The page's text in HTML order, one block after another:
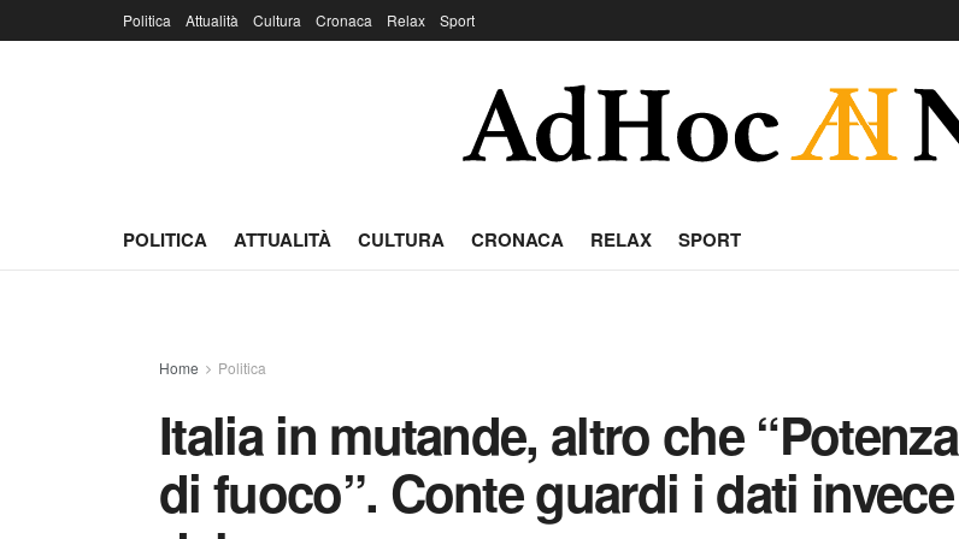
Politica Attualità Cultura Cronaca Relax Sport
POLITICA ATTUALITÀ CULTURA CRONACA RELAX SPORT
Home Politica
Italia in mutande, altro che “Potenza
di fuoco”. Conte guardi i dati invece